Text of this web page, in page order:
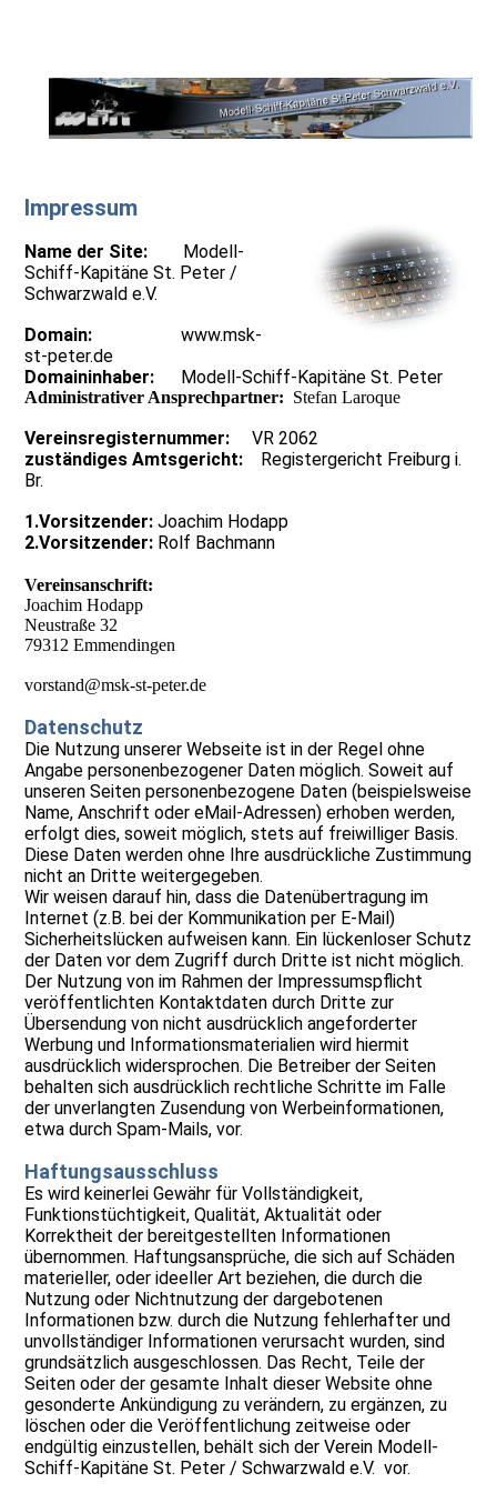
Impressum
Name der Site: Modell-
Schiff-Kapitäne St. Peter /
Schwarzwald e.V.
Domain:
www.msk-
st-peter.de
Domaininhaber: Modell-Schiff-Kapitäne St. Peter
Administrativer Ansprechpartner: Stefan Laroque
Vereinsregisternummer:
VR 2062
zuständiges Amtsgericht:
Registergericht Freiburg i.
Br.
1.Vorsitzender:Joachim Hodapp
2.Vorsitzender: Rolf Bachmann
Vereinsanschrift:
Joachim Hodapp
Neustraße 32
79312 Emmendingen
vorstand@msk-st-peter.de
Datenschutz
Die Nutzung unserer Webseite ist in der Regel ohne
Angabe personenbezogener Daten möglich. Soweit auf
unseren Seiten personenbezogene Daten (beispielsweise
Name, Anschrift oder eMail-Adressen) erhoben werden,
erfolgt dies, soweit möglich, stets auf freiwilliger Basis.
Diese Daten werden ohne Ihre ausdrückliche Zustimmung
nicht an Dritte weitergegeben.
Wir weisen darauf hin, dass die Datenübertragung im
Internet (z.B. bei der Kommunikation per E-Mail)
Sicherheitslücken aufweisen kann. Ein lückenloser Schutz
der Daten vor dem Zugriff durch Dritte ist nicht möglich.
Der Nutzung von im Rahmen der Impressumspflicht
veröffentlichten Kontaktdaten durch Dritte zur
Übersendung von nicht ausdrücklich angeforderter
Werbung und Informationsmaterialien wird hiermit
ausdrücklich widersprochen. Die Betreiber der Seiten
behalten sich ausdrücklich rechtliche Schritte im Falle
der unverlangten Zusendung von Werbeinformationen,
etwa durch Spam-Mails, vor.
Haftungsausschluss
Es wird keinerlei Gewähr für Vollständigkeit,
Funktionstüchtigkeit, Qualität, Aktualität oder
Korrektheit der bereitgestellten Informationen
übernommen. Haftungsansprüche, die sich auf Schäden
materieller, oder ideeller Art beziehen, die durch die
Nutzung oder Nichtnutzung der dargebotenen
Informationen bzw. durch die Nutzung fehlerhafter und
unvollständiger Informationen verursacht wurden, sind
grundsätzlich ausgeschlossen. Das Recht, Teile der
Seiten oder der gesamte Inhalt dieser Website ohne
gesonderte Ankündigung zu verändern, zu ergänzen, zu
löschen oder die Veröffentlichung zeitweise oder
endgültig einzustellen, behält sich der Verein Modell-
Schiff-Kapitäne St. Peter / Schwarzwald e.V. vor.